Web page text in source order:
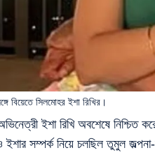
অভিনেত্রী ইশা রিখি অবশেষে নিশ্চিত
ইশার সম্পর্ক নিয়ে চলছিল তুমুল
বিয়েতে সিলমোহর ইশা রিখির।